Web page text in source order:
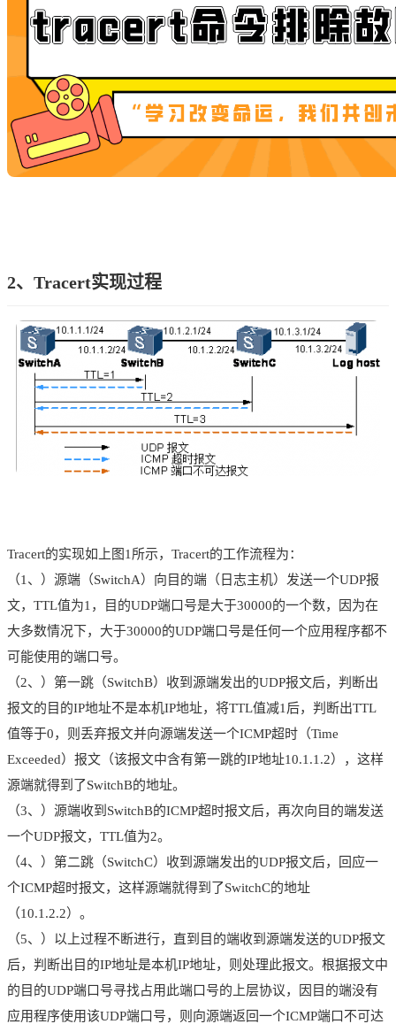
2、Tracert实现过程
Tracert的实现如上图1所示，Tracert的工作流程为：
（1、）源端（SwitchA）向目的端（日志主机）发送一个UDP报
文，TTL值为1，目的UDP端口号是大于30000的一个数，因为在
大多数情况下，大于30000的UDP端口号是任何一个应用程序都不
可能使用的端口号。
（2、）第一跳（SwitchB）收到源端发出的UDP报文后，判断出
报文的目的IP地址不是本机IP地址，将TTL值减1后，判断出TTL
值等于0，则丢弃报文并向源端发送一个ICMP超时（Time
Exceeded）报文（该报文中含有第一跳的IP地址10.1.1.2），这样
源端就得到了SwitchB的地址。
（3、）源端收到SwitchB的ICMP超时报文后，再次向目的端发送
一个UDP报文，TTL值为2。
（4、）第二跳（SwitchC）收到源端发出的UDP报文后，回应一
个ICMP超时报文，这样源端就得到了SwitchC的地址
（10.1.2.2）。
（5、）以上过程不断进行，直到目的端收到源端发送的UDP报文
后，判断出目的IP地址是本机IP地址，则处理此报文。根据报文中
的目的UDP端口号寻找占用此端口号的上层协议，因目的端没有
应用程序使用该UDP端口号，则向源端返回一个ICMP端口不可达